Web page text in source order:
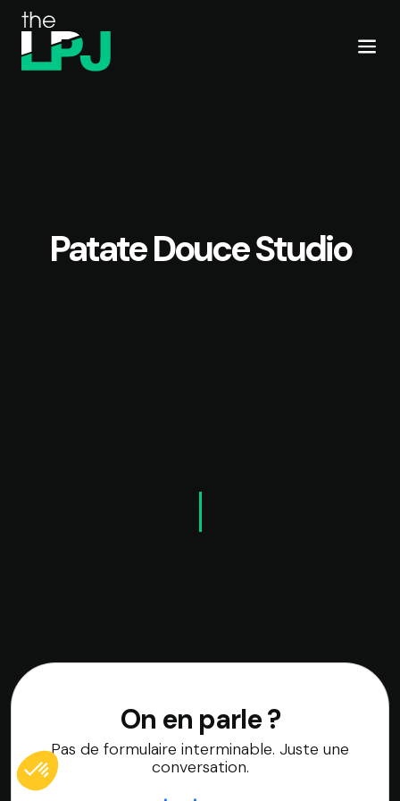
Patate Douce Studio
On en parle ?
Pas de formulaire interminable. Juste une
conversation.